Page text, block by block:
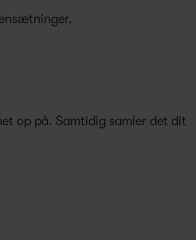
op på. Samtidig samler det dit